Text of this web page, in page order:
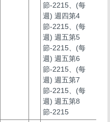
節-2215、(每
週) 週四第4
節-2215、(每
週) 週五第5
節-2215、(每
週) 週五第6
節-2215、(每
週) 週五第7
節-2215、(每
週) 週五第8
節-2215